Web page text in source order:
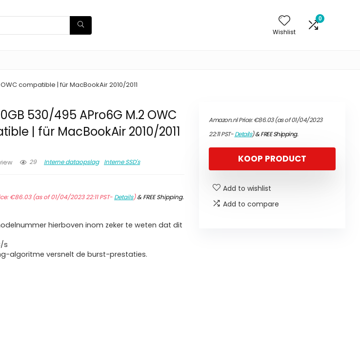
Wishlist
0
compatible | für MacBookAir 2010/2011
530/495 APro6G M.2 OWC
| für MacBookAir 2010/2011
29 Interne dataopslag Interne SSD's
€86.03(as of 01/04/2023 22:11 PST- Details)&FREE Shipping.
hierboven inom zeker te weten dat dit
s
algoritme versnelt de burst-prestaties.
Amazon.nl Price:€86.03(as of 01/04/2023
22:11 PST-Details)&FREE Shipping.
KOOP PRODUCT
Add to wishlist
Add to compare